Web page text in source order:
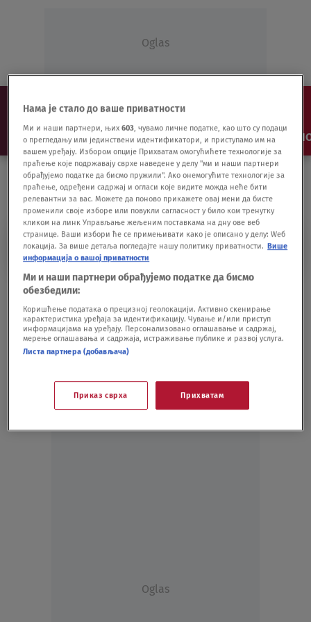
Oglas
NAJNOVIJE VESTI SHOW SPORT VIDEO
NATALIJA TATIĆ
Debisija, Šosona...
KULTURA19.06.21.
Oglas
Нама је стало до ваше приватности
Ми и наши партнери, њих603, чувамо личне податке, као што су подаци
о прегледању или јединствени идентификатори, и приступамо им на
вашем уређају. Избором опције Прихватам омогућићете технологије за
праћење које подржавају сврхе наведене у делу "ми и наши партнери
обрађујемо податке да бисмо пружили". Ако онемогућите технологије за
праћење, одређени садржај и огласи које видите можда неће бити
релевантни за вас. Можете да поново прикажете овај мени да бисте
променили своје изборе или повукли сагласност у било ком тренутку
кликом на линк Управљање жељеним поставкама на дну ове веб
странице. Ваши избори ће се примењивати како је описано у делу: Wеб
локација. За више детаља погледајте нашу политику приватности. Више
информација о вашој приватности
Ми и наши партнери обрађујемо податке да бисмо
обезбедили:
Коришћење података о прецизној геолокацији. Активно скенирање
карактеристика уређаја за идентификацију. Чување и/или приступ
информацијама на уређају. Персонализовано оглашавање и садржај,
мерење оглашавања и садржаја, истраживање публике и развој услуга.
Листа партнера (добављача)
Приказ сврха Прихватам